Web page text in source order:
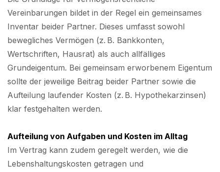
Vereinbarungen bildet in der Regel ein gemeinsames
Inventar beider Partner. Dieses umfasst sowohl
bewegliches Vermögen (z. B. Bankkonten,
Wertschriften, Hausrat) als auch allfälliges
Grundeigentum. Bei gemeinsam erworbenem Eigentum
sollte der jeweilige Beitrag beider Partner sowie die
Aufteilung laufender Kosten (z. B. Hypothekarzinsen)
klar festgehalten werden.
Aufteilung von Aufgaben und Kosten im Alltag
Im Vertrag kann zudem geregelt werden, wie die
Lebenshaltungskosten getragen und